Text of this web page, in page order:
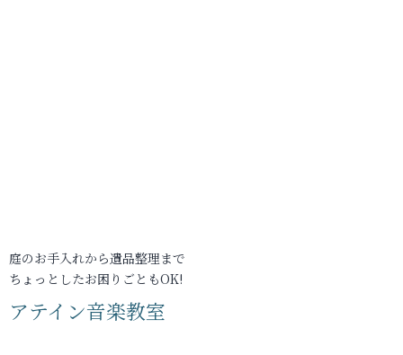
庭のお手入れから遺品整理まで
ちょっとしたお困りごともOK!
アテイン音楽教室